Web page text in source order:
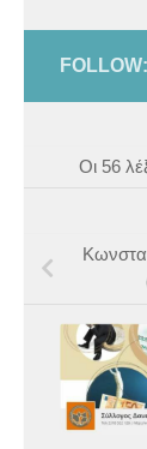
FOLLOW:
Οι 56